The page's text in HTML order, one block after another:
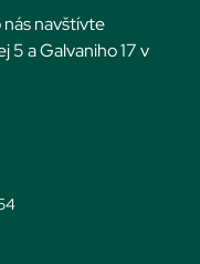
navštívte
5 a Galvaniho 17 v